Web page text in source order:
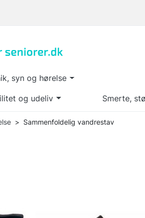
syn og hørelse
og udeliv Smerte,
Sammenfoldelig vandrestav